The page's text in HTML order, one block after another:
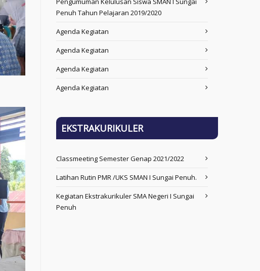
Penuh Tahun Pelajaran 2019/2020
Agenda Kegiatan
Agenda Kegiatan
Agenda Kegiatan
Agenda Kegiatan
EKSTRAKURIKULER
Classmeeting Semester Genap 2021/2022
Latihan Rutin PMR /UKS SMAN I Sungai Penuh.
Kegiatan Ekstrakurikuler SMA Negeri I Sungai
Penuh